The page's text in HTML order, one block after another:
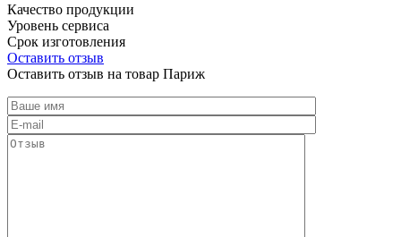
Качество продукции
Уровень сервиса
Срок изготовления
Оставить отзыв
Оставить отзыв на товар Париж